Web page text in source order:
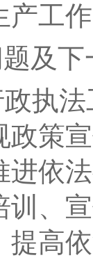
产工
及
执
政策
进依
训、
提高